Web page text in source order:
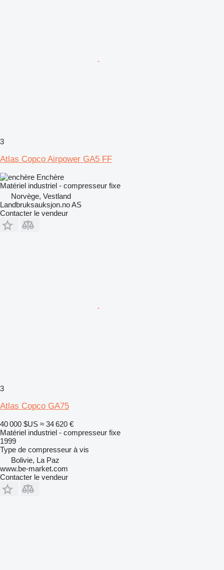
3
Atlas Copco Airpower GA5 FF
Enchère
Matériel industriel - compresseur fixe
Norvège, Vestland
Landbruksauksjon.no AS
Contacter le vendeur
3
Atlas Copco GA75
40 000 $US ≈ 34 620 €
Matériel industriel - compresseur fixe
1999
Type de compresseur à vis
Bolivie, La Paz
www.be-market.com
Contacter le vendeur